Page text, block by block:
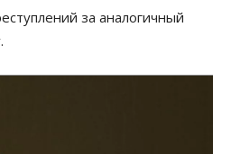
за аналогичный